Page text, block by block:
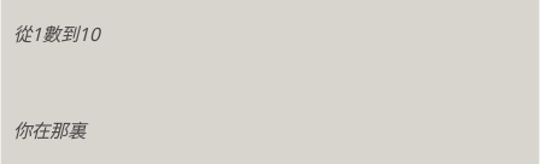
從1數到10
你在那裏